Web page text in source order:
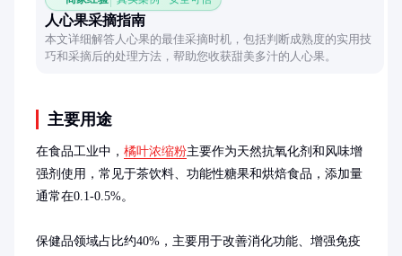
人心果采摘指南
本文详细解答人心果的最佳采摘时机，包括判断成熟度的实用技
巧和采摘后的处理方法，帮助您收获甜美多汁的人心果。
主要用途
在食品工业中， 橘叶浓缩粉主要作为天然抗氧化剂和风味增
强剂使用，常见于茶饮料、功能性糖果和烘焙食品，添加量
通常在0.1-0.5%。
保健品领域占比约40%，主要用于改善消化功能、增强免疫